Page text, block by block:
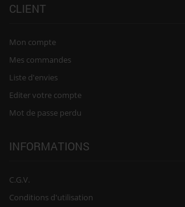
CLIENT
Mon compte
Mes commandes
Liste d'envies
Editer votre compte
Mot de passe perdu
INFORMATIONS
C.G.V.
Conditions d'utilisation